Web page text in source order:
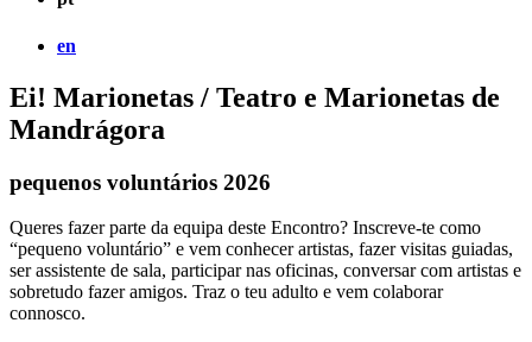
en
Ei! Marionetas / Teatro e Marionetas de
Mandrágora
pequenos voluntários 2026
Queres fazer parte da equipa deste Encontro? Inscreve-te como
“pequeno voluntário” e vem conhecer artistas, fazer visitas guiadas,
ser assistente de sala, participar nas oficinas, conversar com artistas e
sobretudo fazer amigos. Traz o teu adulto e vem colaborar
connosco.